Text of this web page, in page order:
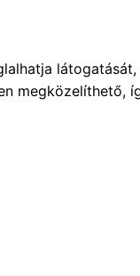
megközelíthető,